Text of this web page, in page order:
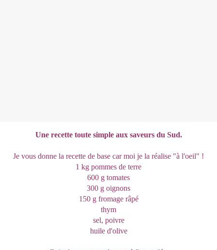
Une recette toute simple aux saveurs du Sud.
Je vous donne la recette de base car moi je la réalise "à l'oeil" !
1 kg pommes de terre
600 g tomates
300 g oignons
150 g fromage râpé
thym
sel, poivre
huile d'olive